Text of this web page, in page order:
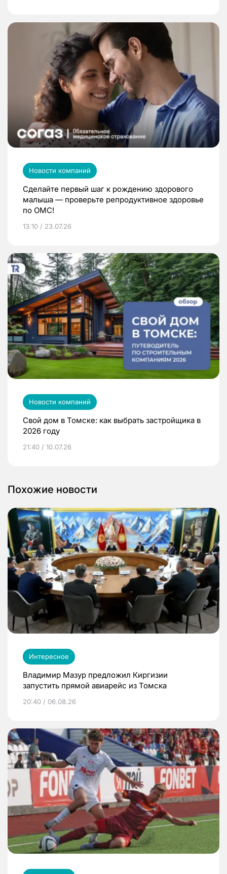
Новости компаний
Сделайте первый шаг к рождению здорового
малыша — проверьте репродуктивное здоровье
по ОМС!
13:10 / 23.07.26
Новости компаний
Свой дом в Томске: как выбрать застройщика в
2026 году
21:40 / 10.07.26
Похожие новости
Интересное
Владимир Мазур предложил Киргизии
запустить прямой авиарейс из Томска
20:40 / 06.08.26